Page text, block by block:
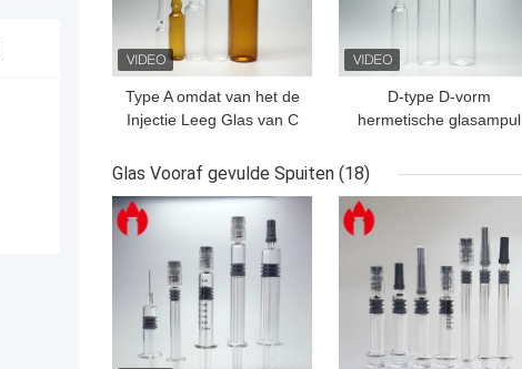
Type A omdat van het de
Injectie Leeg Glas van C
Ampullenflesje 1ml -
D-type D-vorm
hermetische glasampul
Glas Vooraf gevulde Spuiten (18)
BESTE PRIJS BESTE PRIJS